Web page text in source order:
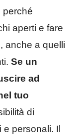
perché
aperti e fare
anche a quelli
Se un
ad
tuo
di
personali. Il